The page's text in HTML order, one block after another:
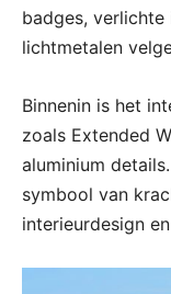
badges,
lichtmetalen
Binnenin is het
zoals Extended
aluminium
symbool van
interieurdesign